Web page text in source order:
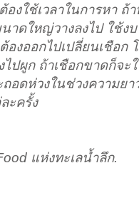
งใช้เวลาในการหา ถ้
าดใหญ่วางลงไป ใช้
องออกไปเปลี่ยนเชือ
ปผูก ถ้าเชือกขาดก็จะ
อดห่วงในช่วงความย
ะครั้ง
แห่งทะเลน้ำลึก.